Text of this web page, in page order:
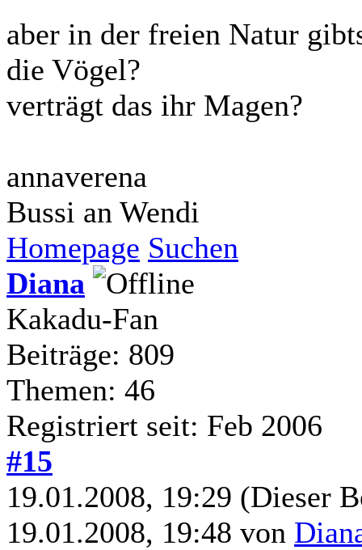
aber in der freien Natur
die Vögel?
verträgt das ihr Magen?
annaverena
Bussi an Wendi
Homepage Suchen
Diana
Kakadu-Fan
Beiträge: 809
Themen: 46
Registriert seit: Feb 2006
#15
19.01.2008, 19:29 (Dieser
19.01.2008, 19:48 von